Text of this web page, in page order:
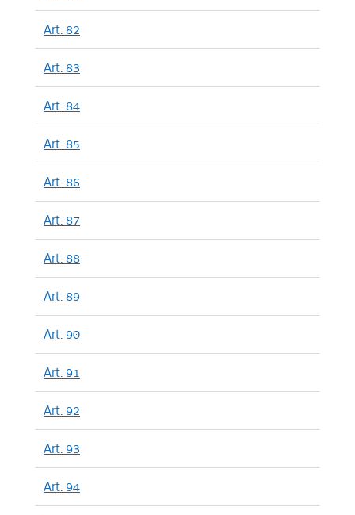
Art. 82
Art. 83
Art. 84
Art. 85
Art. 86
Art. 87
Art. 88
Art. 89
Art. 90
Art. 91
Art. 92
Art. 93
Art. 94